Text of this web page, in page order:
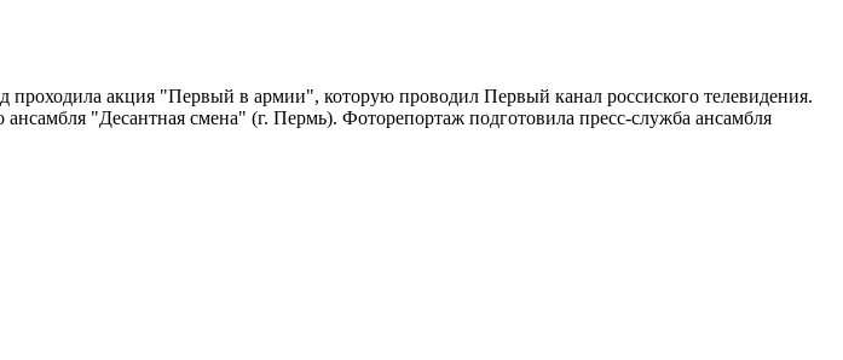
проходила акция "Первый в армии", которую проводил Первый канал россиского телевидения.
ансамбля "Десантная смена" (г. Пермь). Фоторепортаж подготовила пресс-служба ансамбля